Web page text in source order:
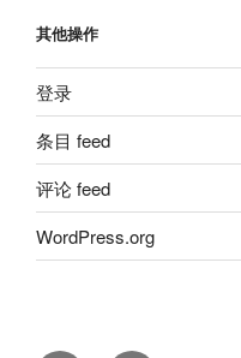
其他操作
登录
条目 feed
评论 feed
WordPress.org